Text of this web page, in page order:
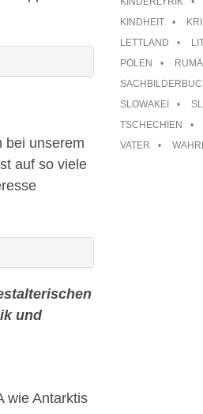
bei unserem
auf so viele
und
wie Antarktis
KINDHEIT
LETTLAND
POLEN
SLOWAKEI
TSCHECHIEN
VATER